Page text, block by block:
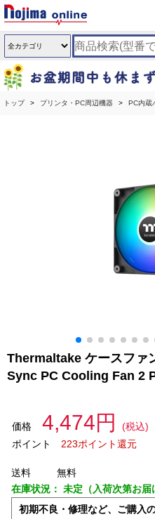
トップ プリンタ・PC周辺機器 PC内蔵
Thermaltake ケースファ
Sync PC Cooling Fan 2
価格 4,474円
(税込)
ポイント
223ポイント還元
送料
無料
在庫状況： 未定（入荷次第お届
初期不良・修理など、ご購入